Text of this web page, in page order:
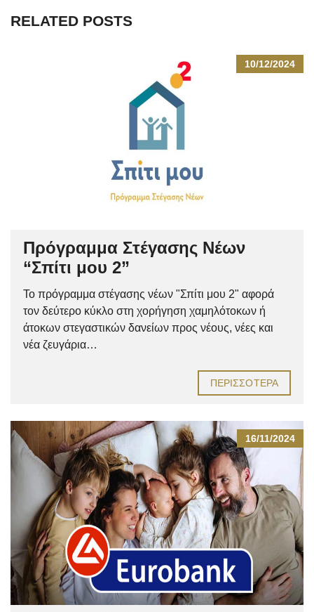
RELATED POSTS
10/12/2024
Πρόγραμμα Στέγασης Νέων
“Σπίτι μου 2”
Το πρόγραμμα στέγασης νέων "Σπίτι μου 2" αφορά
τον δεύτερο κύκλο στη χορήγηση χαμηλότοκων ή
άτοκων στεγαστικών δανείων προς νέους, νέες και
νέα ζευγάρια…
ΠΕΡΙΣΣΌΤΕΡΑ
16/11/2024